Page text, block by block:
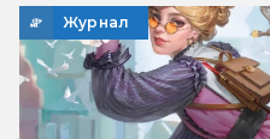
Журнал